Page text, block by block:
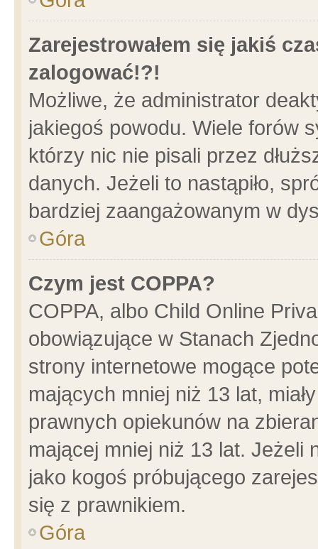
Zarejestrowałem się jakiś
zalogować!?!
Możliwe, że administrator
jakiegoś powodu. Wiele forów
którzy nic nie pisali przez
danych. Jeżeli to nastąpiło,
bardziej zaangażowanym w
Góra
Czym jest COPPA?
COPPA, albo Child Online
obowiązujące w Stanach
strony internetowe mogące
mających mniej niż 13 lat,
prawnych opiekunów na
mającej mniej niż 13 lat. Jeżeli
jako kogoś próbującego
się z prawnikiem.
Góra